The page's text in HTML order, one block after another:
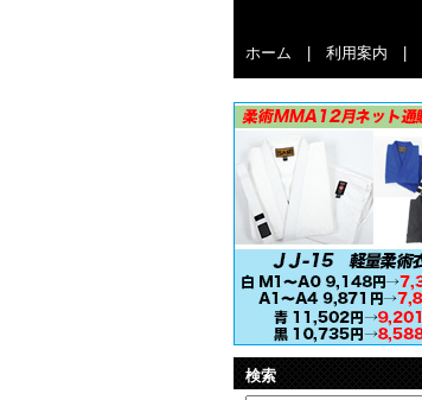
ホーム 利用案内
検索